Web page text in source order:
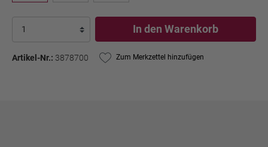
In den Warenkorb
Artikel-Nr.: 3878700 Zum Merkzettel hinzufügen